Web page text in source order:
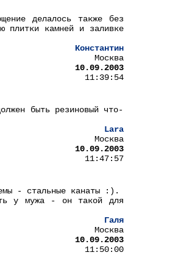
делалось также без
камней и заливке
Константин
Москва
10.09.2003
11:39:54
быть резиновый что-
Lara
Москва
10.09.2003
11:47:57
- стальные канаты :).
у мужа - он такой для
Галя
Москва
10.09.2003
11:50:00